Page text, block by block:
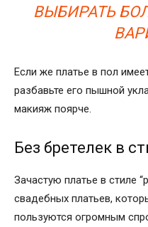
ВЫБИРАТЬ
Если же платье в пол
разбавьте его пышной
макияж поярче.
Без бретелек в
Зачастую платье в стиле
свадебных платьев,
пользуются огромным